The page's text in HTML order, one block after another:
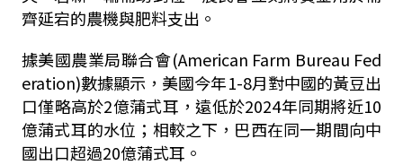
齊延宕的農機與肥料支出。
據美國農業局聯合會(American Farm Bureau Fed
eration)數據顯示，美國今年1-8月對中國的黃豆出
口僅略高於2億蒲式耳，遠低於2024年同期將近10
億蒲式耳的水位；相較之下，巴西在同一期間向中
國出口超過20億蒲式耳。